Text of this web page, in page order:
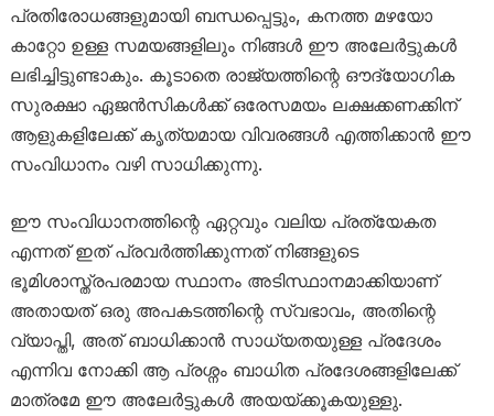
പ്രതിരോധങ്ങളുമായി ബന്ധപ്പെട്ടും, കനത്ത മഴയോ
കാറ്റോ ഉള്ള സമയങ്ങളിലും നിങ്ങൾ ഈ അലേർട്ടുകൾ
ലഭിച്ചിട്ടുണ്ടാകും. കൂടാതെ രാജ്യത്തിന്റെ ഔദ്യോഗിക
സുരക്ഷാ ഏജൻസികൾക്ക് ഒരേസമയം ലക്ഷക്കണക്കിന്
ആളുകളിലേക്ക് കൃത്യമായ വിവരങ്ങൾ എത്തിക്കാൻ ഈ
സംവിധാനം വഴി സാധിക്കുന്നു.
ഈ സംവിധാനത്തിന്റെ ഏറ്റവും വലിയ പ്രത്യേകത
എന്നത് ഇത് പ്രവർത്തിക്കുന്നത് നിങ്ങളുടെ
ഭൂമിശാസ്ത്രപരമായ സ്ഥാനം അടിസ്ഥാനമാക്കിയാണ്
അതായത് ഒരു അപകടത്തിന്റെ സ്വഭാവം, അതിന്റെ
വ്യാപ്തി, അത് ബാധിക്കാൻ സാധ്യതയുള്ള പ്രദേശം
എന്നിവ നോക്കി ആ പ്രശ്നം ബാധിത പ്രദേശങ്ങളിലേക്ക്
മാത്രമേ ഈ അലേർട്ടുകൾ അയയ്ക്കൂകയുള്ളു.